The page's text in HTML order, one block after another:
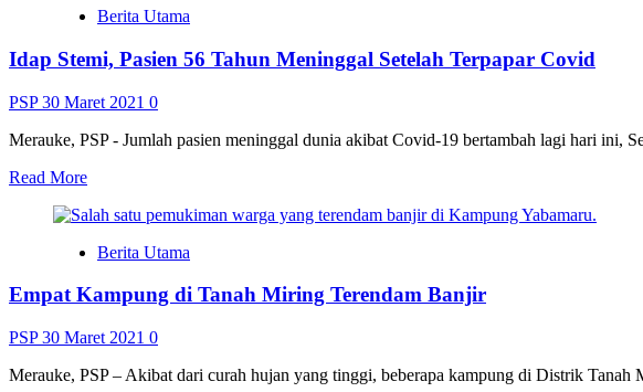
Hamzah
Singgung
Pupuk
Merauke
Berita Utama
Idap Stemi, Pasien 56 Tahun Meninggal Setelah Terpapar Covid
PSP30 Maret 2021 0
Merauke, PSP - Jumlah pasien meninggal dunia akibat Covid-19 bertambah lagi hari ini,
Read MoreRead
about
Stemi,
56
Meninggal
Terpapar
Berita Utama
Empat Kampung di Tanah Miring Terendam Banjir
PSP30 Maret 2021 0
Merauke, PSP – Akibat dari curah hujan yang tinggi, beberapa kampung di Distrik Tanah